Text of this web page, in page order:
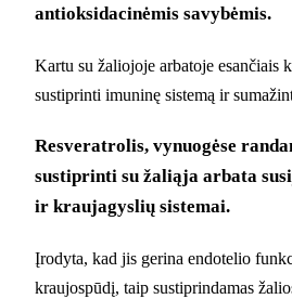
antioksidacinėmis savybėmis.
Kartu su žaliojoje arbatoje esančiais
sustiprinti imuninę sistemą ir
Resveratrolis, vynuogėse
sustiprinti su žaliąja arbata
ir kraujagyslių sistemai.
Įrodyta, kad jis gerina endotelio
kraujospūdį, taip sustiprindamas